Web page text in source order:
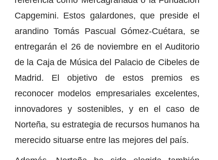
Capgemini. Estos galardones, que preside el
arandino Tomás Pascual Gómez-Cuétara, se
entregarán el 26 de noviembre en el Auditorio
de la Caja de Música del Palacio de Cibeles de
Madrid. El objetivo de estos premios es
reconocer modelos empresariales excelentes,
innovadores y sostenibles, y en el caso de
Norteña, su estrategia de recursos humanos ha
merecido situarse entre las mejores del país.